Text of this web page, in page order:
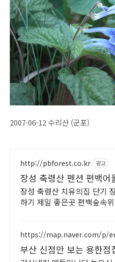
2007-06-12 수리산 (군포)
http://pbforest.co.kr 광고
장성 축령산 펜션 편백어
기, 단기 휴양 연중예약
장성 축령산 치유의집 단기
하기 제일 좋은곳 편백숲속
https://map.naver.com/p/
부산 신점만 보는 용한